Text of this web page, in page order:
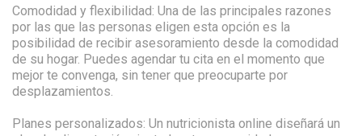
Comodidad y flexibilidad: Una de las principales razones
por las que las personas eligen esta opción es la
posibilidad de recibir asesoramiento desde la comodidad
de su hogar. Puedes agendar tu cita en el momento que
mejor te convenga, sin tener que preocuparte por
desplazamientos.
Planes personalizados: Un nutricionista online diseñará un